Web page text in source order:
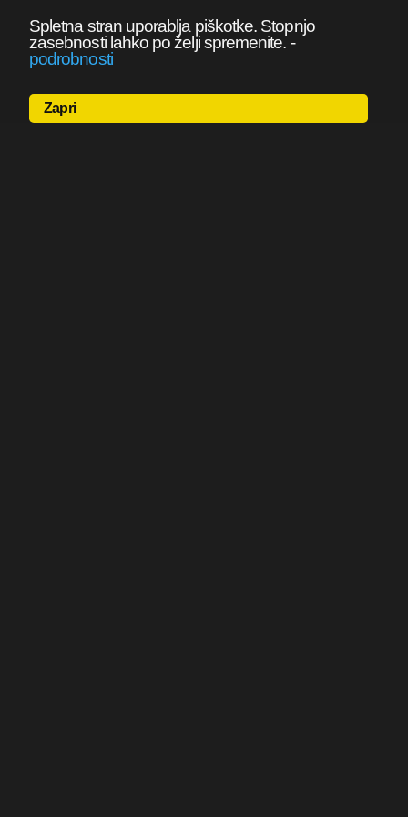
Spletna stran uporablja piškotke. Stopnjo
zasebnosti lahko po želji spremenite. -
podrobnosti
Zapri